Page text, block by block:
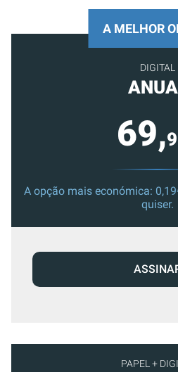
PAPEL +
A MELHOR
DIGITAL
69,
A opção mais económica:
quiser.